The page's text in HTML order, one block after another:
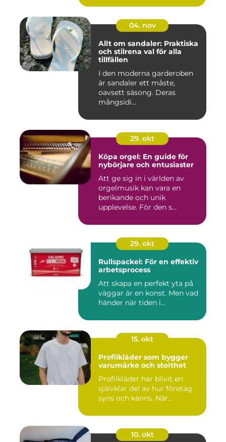
04. nov
Allt om sandaler: Praktiska
och stilrena val för alla
tillfällen
I den moderna garderoben
är sandaler ett måste,
oavsett säsong. Deras
mångsidi...
29. okt
Köpa orgel: En guide för
nybörjare och entusiaster
Att ge sig in i världen av
orgelmusik kan vara en
berikande och unik
upplevelse. För den s...
29. okt
Rullspackel: För en effektiv
arbetsprocess
Att skapa en perfekt yta på
väggar är en konst. Men vad
händer när tiden i...
15. okt
Profilkläder som bygger
varumärke och stolthet
Profilkläder har blivit en
självklar del av hur företag
syns och känns. När...
10. okt